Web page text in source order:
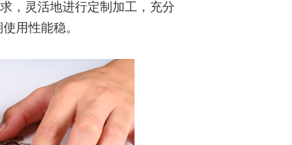
，灵活地进行定制加工，充分
用性能稳。